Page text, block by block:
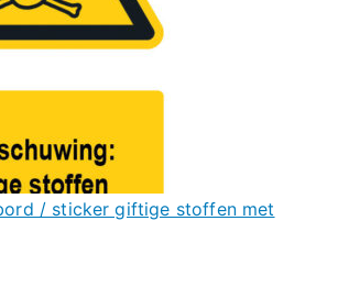
/ sticker giftige stoffen met